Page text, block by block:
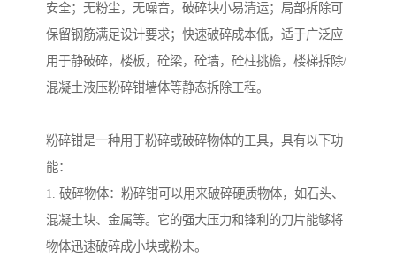
安全；无粉尘，无噪音，破碎块小易清运；局部拆除可
保留钢筋满足设计要求；快速破碎成本低，适于广泛应
用于静破碎，楼板，砼梁，砼墙，砼柱挑檐，楼梯拆除/
混凝土液压粉碎钳墙体等静态拆除工程。
粉碎钳是一种用于粉碎或破碎物体的工具，具有以下功
能：
1. 破碎物体：粉碎钳可以用来破碎硬质物体，如石头、
混凝土块、金属等。它的强大压力和锋利的刀片能够将
物体迅速破碎成小块或粉末。